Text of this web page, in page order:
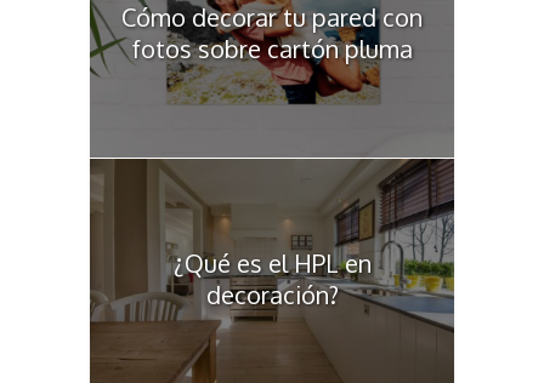
Cómo decorar tu pared con
fotos sobre cartón pluma
¿Qué es el HPL en
decoración?